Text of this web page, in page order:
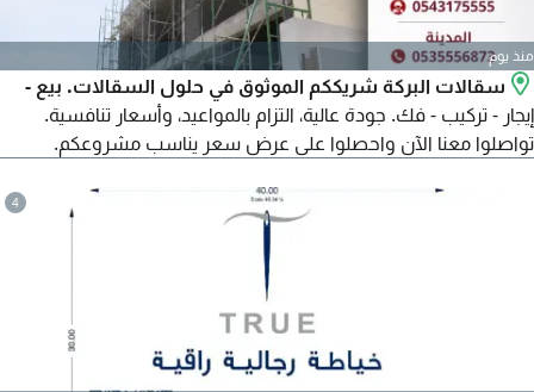
منذ يوم
سقالات البركة شريككم الموثوق في حلول السقالات. بيع -
إيجار - تركيب - فك. جودة عالية، التزام بالمواعيد، وأسعار تنافسية.
تواصلوا معنا الآن واحصلوا على عرض سعر يناسب مشروعكم.
4